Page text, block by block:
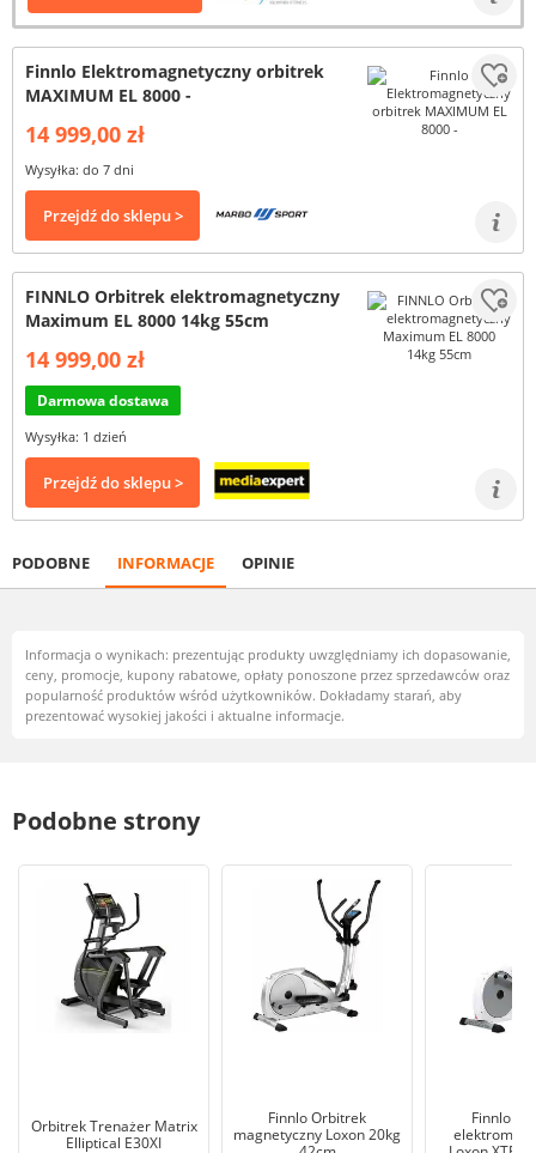
Finnlo Elektromagnetyczny orbitrek
MAXIMUM EL 8000 -
14 999,00 zł
Wysyłka: do 7 dni
Przejdź do sklepu >
FINNLO Orbitrek elektromagnetyczny
Maximum EL 8000 14kg 55cm
14 999,00 zł
Darmowa dostawa
Wysyłka: 1 dzień
Przejdź do sklepu >
PODOBNE INFORMACJE OPINIE
Informacja o wynikach: prezentując produkty uwzględniamy ich dopasowanie,
ceny, promocje, kupony rabatowe, opłaty ponoszone przez sprzedawców oraz
popularność produktów wśród użytkowników. Dokładamy starań, aby
prezentować wysokiej jakości i aktualne informacje.
Podobne strony
Orbitrek Trenażer Matrix
Elliptical E30XI
Finnlo Orbitrek
magnetyczny Loxon 20kg
Finnlo